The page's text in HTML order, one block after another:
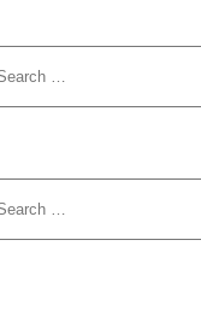
Content